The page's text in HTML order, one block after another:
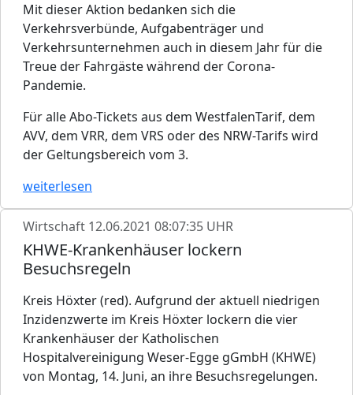
Mit dieser Aktion bedanken sich die
Verkehrsverbünde, Aufgabenträger und
Verkehrsunternehmen auch in diesem Jahr für die
Treue der Fahrgäste während der Corona-
Pandemie.
Für alle Abo-Tickets aus dem WestfalenTarif, dem
AVV, dem VRR, dem VRS oder des NRW-Tarifs wird
der Geltungsbereich vom 3.
weiterlesen
Wirtschaft 12.06.2021 08:07:35 UHR
KHWE-Krankenhäuser lockern
Besuchsregeln
Kreis Höxter (red). Aufgrund der aktuell niedrigen
Inzidenzwerte im Kreis Höxter lockern die vier
Krankenhäuser der Katholischen
Hospitalvereinigung Weser-Egge gGmbH (KHWE)
von Montag, 14. Juni, an ihre Besuchsregelungen.